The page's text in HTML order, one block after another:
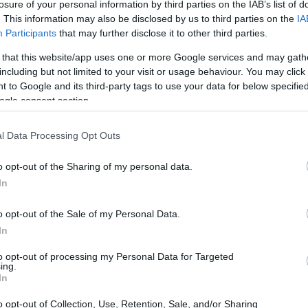
of your personal information by third parties on the IAB’s list of
This information may also be disclosed by us to third parties on the
Participants that may further disclose it to other third parties.
that this website/app uses one or more Google services and may
but not limited to your visit or usage behaviour. You may
to Google and its third-party tags to use your data for below
consent section.
Data Processing Opt Outs
opt-out of the Sharing of my personal data.
opt-out of the Sale of my Personal Data.
opt-out of processing my Personal Data for Targeted
opt-out of Collection, Use, Retention, Sale, and/or Sharing
Record occupazione in Italia: salari
in crescita e disoccupazione in calo
Istat fotografa un mercato del lavoro in ripresa con
24,1 milioni di occupati e retribuzioni in crescita: un